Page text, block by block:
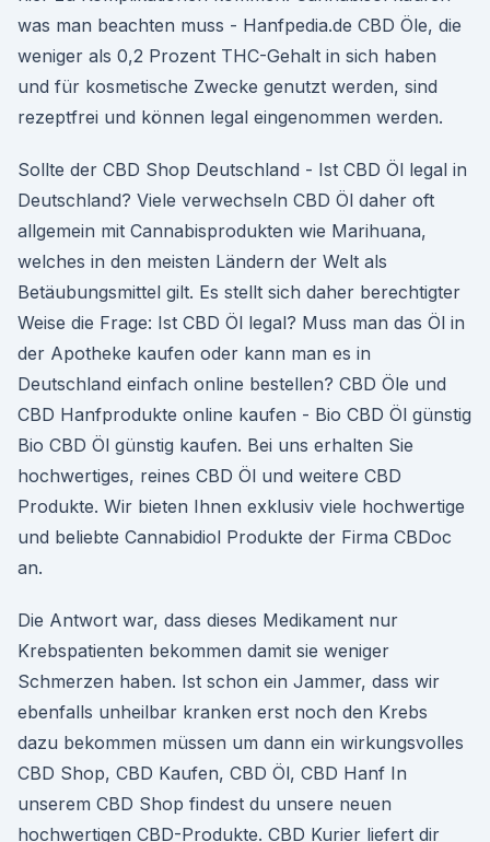
was man beachten muss - Hanfpedia.de CBD Öle, die
weniger als 0,2 Prozent THC-Gehalt in sich haben
und für kosmetische Zwecke genutzt werden, sind
rezeptfrei und können legal eingenommen werden.
Sollte der CBD Shop Deutschland - Ist CBD Öl legal in
Deutschland? Viele verwechseln CBD Öl daher oft
allgemein mit Cannabisprodukten wie Marihuana,
welches in den meisten Ländern der Welt als
Betäubungsmittel gilt. Es stellt sich daher berechtigter
Weise die Frage: Ist CBD Öl legal? Muss man das Öl in
der Apotheke kaufen oder kann man es in
Deutschland einfach online bestellen? CBD Öle und
CBD Hanfprodukte online kaufen - Bio CBD Öl günstig
Bio CBD Öl günstig kaufen. Bei uns erhalten Sie
hochwertiges, reines CBD Öl und weitere CBD
Produkte. Wir bieten Ihnen exklusiv viele hochwertige
und beliebte Cannabidiol Produkte der Firma CBDoc
an.
Die Antwort war, dass dieses Medikament nur
Krebspatienten bekommen damit sie weniger
Schmerzen haben. Ist schon ein Jammer, dass wir
ebenfalls unheilbar kranken erst noch den Krebs
dazu bekommen müssen um dann ein wirkungsvolles
CBD Shop, CBD Kaufen, CBD Öl, CBD Hanf In
unserem CBD Shop findest du unsere neuen
hochwertigen CBD-Produkte. CBD Kurier liefert dir